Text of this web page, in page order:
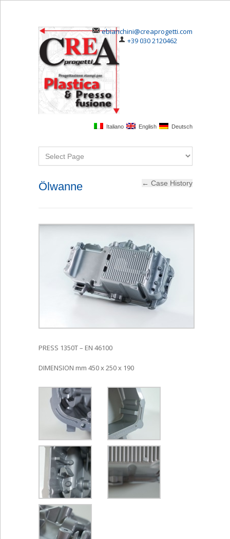
ebianchini@creaprogetti.com
+39 030 2120462
Italiano English Deutsch
Ölwanne
PRESS 1350T – EN 46100
DIMENSION mm 450 x 250 x 190